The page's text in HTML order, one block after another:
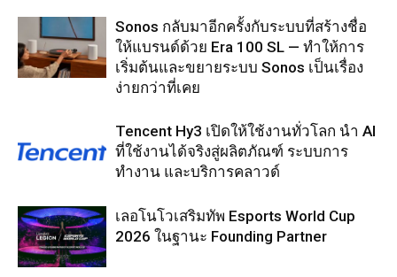
Sonos กลับมาอีกครั้งกับระบบที่สร้างชื่อ
ให้แบรนด์ด้วย Era 100 SL — ทำให้การ
เริ่มต้นและขยายระบบ Sonos เป็นเรื่อง
ง่ายกว่าที่เคย
Tencent Hy3 เปิดให้ใช้งานทั่วโลก นำ AI
ที่ใช้งานได้จริงสู่ผลิตภัณฑ์ ระบบการ
ทำงาน และบริการคลาวด์
เลอโนโวเสริมทัพ Esports World Cup
2026 ในฐานะ Founding Partner